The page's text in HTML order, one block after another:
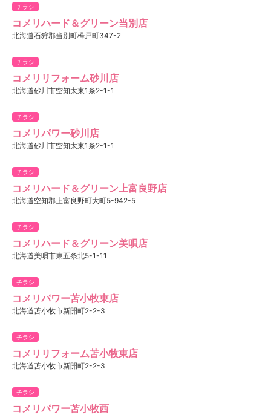
チラシ
コメリハード＆グリーン当別店
北海道石狩郡当別町樺戸町347-2
チラシ
コメリリフォーム砂川店
北海道砂川市空知太東1条2-1-1
チラシ
コメリパワー砂川店
北海道砂川市空知太東1条2-1-1
チラシ
コメリハード＆グリーン上富良野店
北海道空知郡上富良野町大町5-942-5
チラシ
コメリハード＆グリーン美唄店
北海道美唄市東五条北5-1-11
チラシ
コメリパワー苫小牧東店
北海道苫小牧市新開町2-2-3
チラシ
コメリリフォーム苫小牧東店
北海道苫小牧市新開町2-2-3
チラシ
コメリパワー苫小牧西